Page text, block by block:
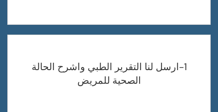
1-ارسل لنا التقرير الطبي واشرح الحالة
الصحية للمريض